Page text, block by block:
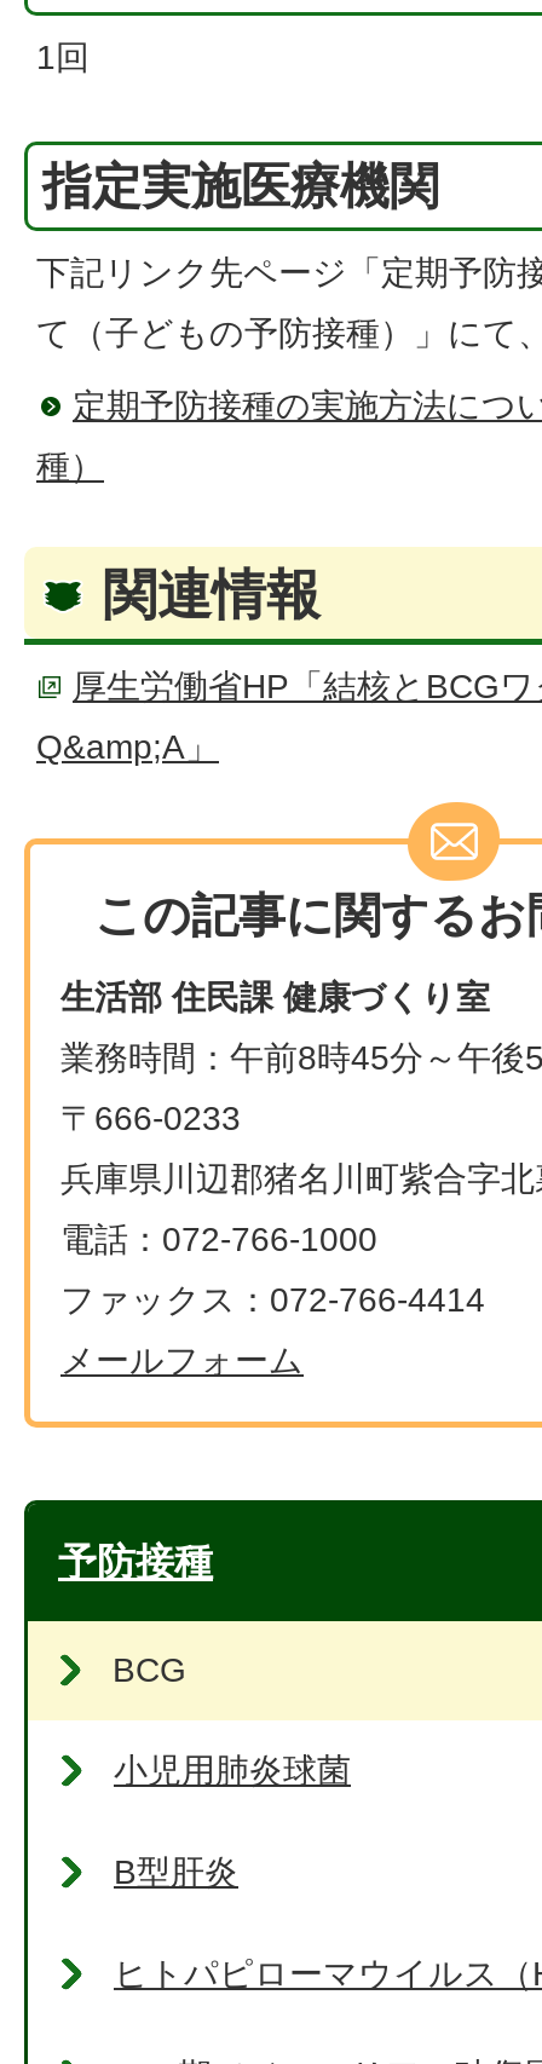
1回
指定実施医療機関
下記リンク先ページ「定期予防
て（子どもの予防接種）」にて
定期予防接種の実施方法につ
種）
関連情報
厚生労働省HP「結核とBCG
Q&amp;A」
この記事に関する
生活部 住民課 健康づくり室
業務時間：午前8時45分～午後
〒666-0233
兵庫県川辺郡猪名川町紫合字
電話：072-766-1000
ファックス：072-766-4414
メールフォーム
予防接種
BCG
小児用肺炎球菌
B型肝炎
ヒトパピローマウイルス